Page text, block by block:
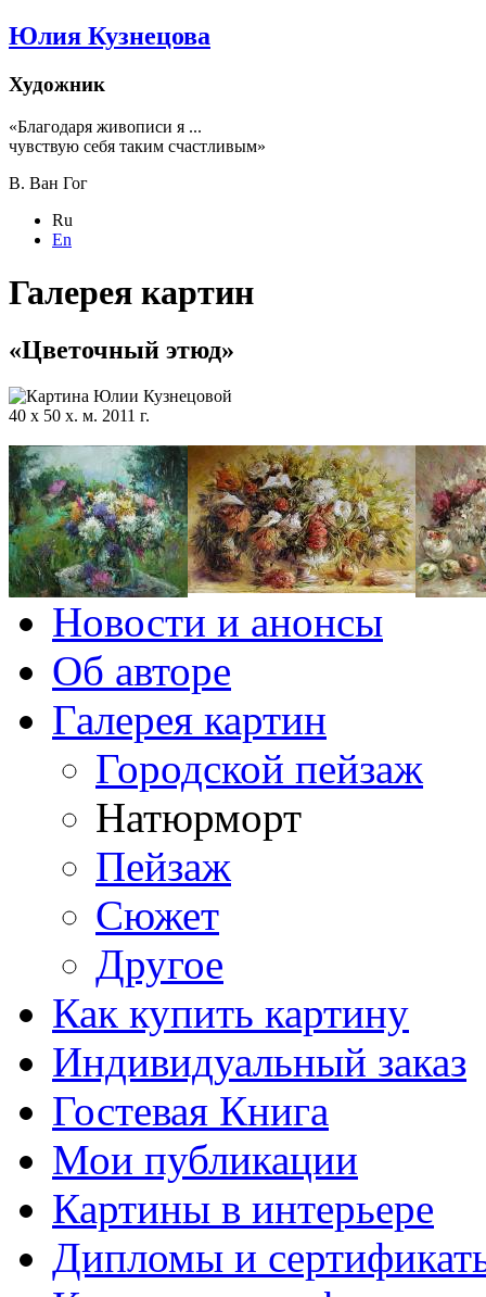
Юлия Кузнецова
Художник
«Благодаря живописи я ...
чувствую себя таким счастливым»
В. Ван Гог
Ru
En
Галерея картин
«Цветочный этюд»
40 х 50 х. м. 2011 г.
Новости и анонсы
Об авторе
Галерея картин
Городской пейзаж
Натюрморт
Пейзаж
Сюжет
Другое
Как купить картину
Индивидуальный заказ
Гостевая Книга
Мои публикации
Картины в интерьере
Дипломы и